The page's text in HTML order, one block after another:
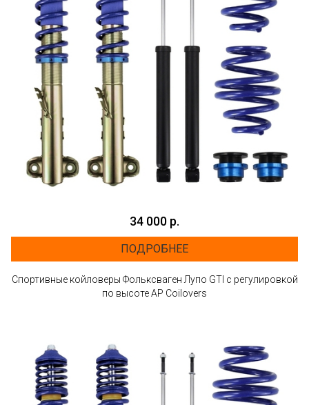
34 000 р.
ПОДРОБНЕЕ
Спортивные койловеры Фольксваген Лупо GTI с регулировкой
по высоте AP Coilovers